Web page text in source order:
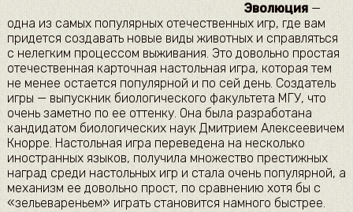
Эволюция—
одна из самых популярных отечественных игр, где вам
придется создавать новые виды животных и справляться
с нелегким процессом выживания. Это довольно простая
отечественная карточная настольная игра, которая тем
не менее остается популярной и по сей день. Создатель
игры — выпускник биологического факультета МГУ, что
очень заметно по ее оттенку. Она была разработана
кандидатом биологических наук Дмитрием Алексеевичем
Кнорре. Настольная игра переведена на несколько
иностранных языков, получила множество престижных
наград среди настольных игр и стала очень популярной, а
механизм ее довольно прост, по сравнению хотя бы с
«зельевареньем» играть становится намного быстрее.